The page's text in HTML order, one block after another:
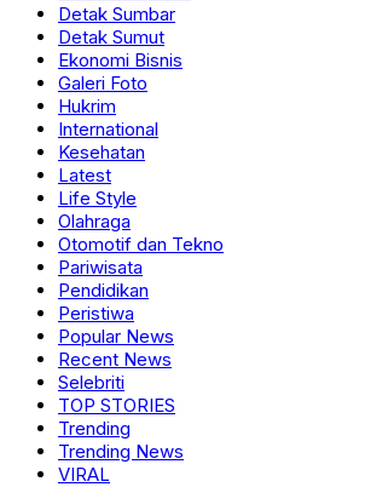
Detak Sumbar
Detak Sumut
Ekonomi Bisnis
Galeri Foto
Hukrim
International
Kesehatan
Latest
Life Style
Olahraga
Otomotif dan Tekno
Pariwisata
Pendidikan
Peristiwa
Popular News
Recent News
Selebriti
TOP STORIES
Trending
Trending News
VIRAL